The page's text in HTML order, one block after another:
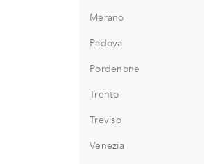
Merano
Padova
Pordenone
Trento
Treviso
Venezia